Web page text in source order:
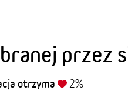
przez
otrzyma 2%